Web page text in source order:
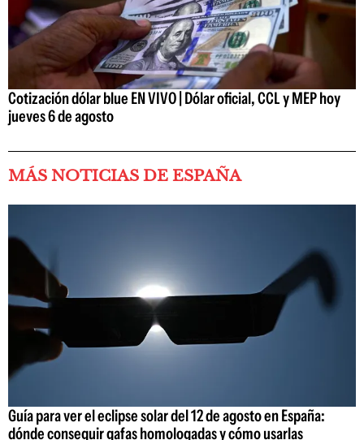
Cotización dólar blue EN VIVO | Dólar oficial, CCL y MEP hoy
jueves 6 de agosto
MÁS NOTICIAS DE ESPAÑA
Guía para ver el eclipse solar del 12 de agosto en España:
dónde conseguir gafas homologadas y cómo usarlas